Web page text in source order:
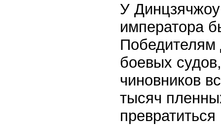
У Динцзячжоу
императора
Победителям
боевых
чиновников
тысяч